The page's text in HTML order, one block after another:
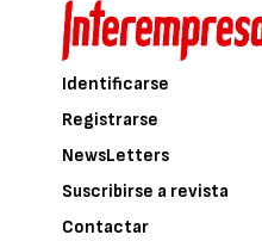
Identificarse
Registrarse
NewsLetters
Suscribirse a revista
Contactar